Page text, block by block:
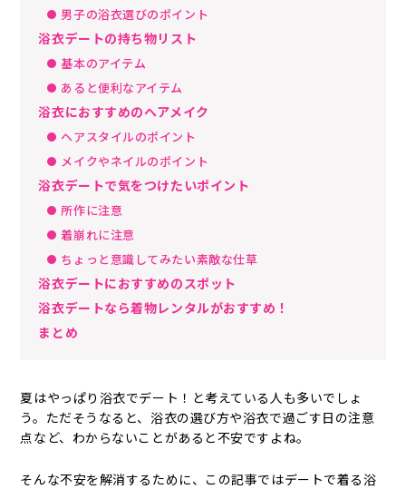
男子の浴衣選びのポイント
浴衣デートの持ち物リスト
基本のアイテム
あると便利なアイテム
浴衣におすすめのヘアメイク
ヘアスタイルのポイント
メイクやネイルのポイント
浴衣デートで気をつけたいポイント
所作に注意
着崩れに注意
ちょっと意識してみたい素敵な仕草
浴衣デートにおすすめのスポット
浴衣デートなら着物レンタルがおすすめ！
まとめ
夏はやっぱり浴衣でデート！と考えている人も多いでしょ
う。ただそうなると、浴衣の選び方や浴衣で過ごす日の注意
点など、わからないことがあると不安ですよね。
そんな不安を解消するために、この記事ではデートで着る浴